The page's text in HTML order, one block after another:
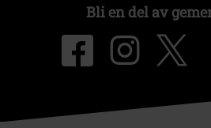
Bli en del av